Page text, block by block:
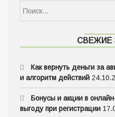
СВЕЖИЕ
Как вернуть деньги за
и алгоритм действий
Бонусы и акции в
выгоду при регистрации